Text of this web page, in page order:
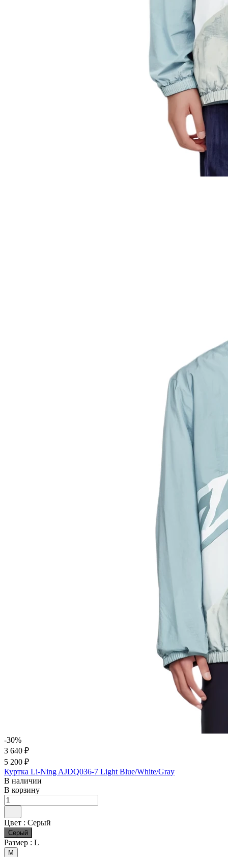
-30%
3 640 ₽
5 200 ₽
Куртка Li-Ning AJDQ036-7 Light Blue/White/Gray
В наличии
В корзину
Цвет : Серый
Серый
Размер : L
M